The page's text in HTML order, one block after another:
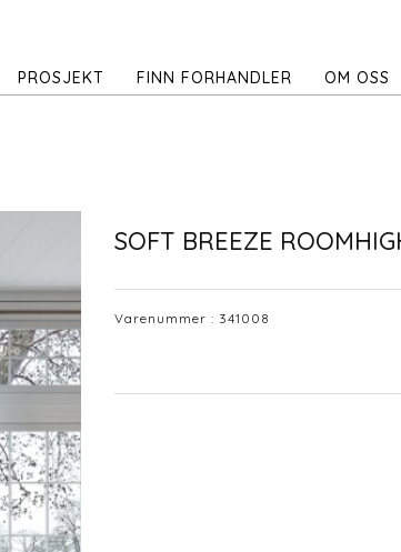
PROSJEKT FINN FORHANDLER OM OSS
SOFT BREEZE
Varenummer : 341008